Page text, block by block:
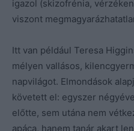
igazol (skizofrénia,
viszont
Itt van például Teresa
mélyen vallásos,
napvilágot. Elmondások
követett el: egyszer
előtte, sem utána nem
apáca, hanem tanár akart